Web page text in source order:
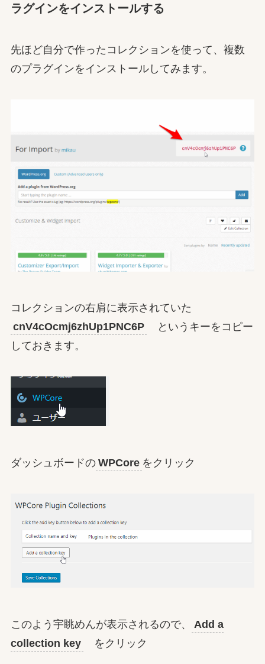
ラグインをインストールする
先ほど自分で作ったコレクションを使って、複数
のプラグインをインストールしてみます。
コレクションの右肩に表示されていた
cnV4cOcmj6zhUp1PNC6P
というキーをコピー
しておきます。
ダッシュボードの WPCore をクリック
このよう宇眺めんが表示されるので、
Add a
collection key
をクリック